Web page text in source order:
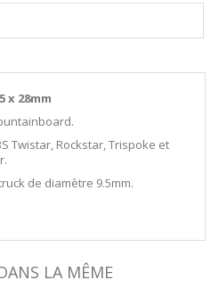
x 28mm
Twistar, Rockstar, Trispoke et
de diamètre 9.5mm.
LA MÊME